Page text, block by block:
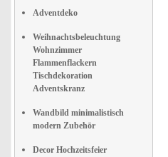
Adventdeko
Weihnachtsbeleuchtung
Wohnzimmer
Flammenflackern
Tischdekoration
Adventskranz
Wandbild minimalistisch
modern Zubehör
Decor Hochzeitsfeier